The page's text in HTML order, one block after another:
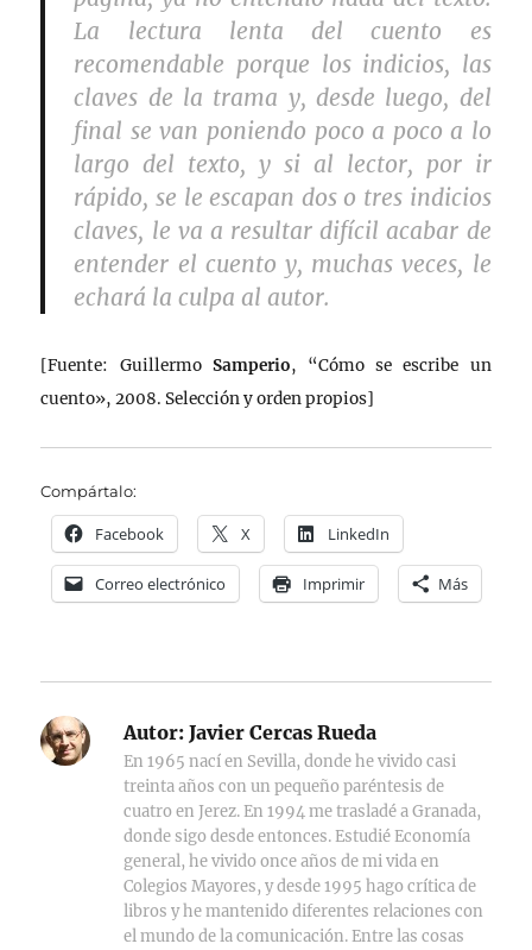
La lectura lenta del cuento es
recomendable porque los indicios, las
claves de la trama y, desde luego, del
final se van poniendo poco a poco a lo
largo del texto, y si al lector, por ir
rápido, se le escapan dos o tres indicios
claves, le va a resultar difícil acabar de
entender el cuento y, muchas veces, le
echará la culpa al autor.
[Fuente: Guillermo Samperio, “Cómo se escribe un
cuento», 2008. Selección y orden propios]
Compártalo:
Facebook X LinkedIn
Correo electrónico Imprimir Más
Autor: Javier Cercas Rueda
En 1965 nací en Sevilla, donde he vivido casi
treinta años con un pequeño paréntesis de
cuatro en Jerez. En 1994 me trasladé a Granada,
donde sigo desde entonces. Estudié Economía
general, he vivido once años de mi vida en
Colegios Mayores, y desde 1995 hago crítica de
libros y he mantenido diferentes relaciones con
el mundo de la comunicación. Entre las cosas